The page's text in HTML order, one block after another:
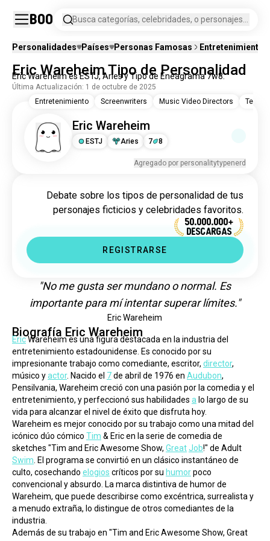
Boo
Busca categorías, celebridades, o personajes
Personalidades Países Personas Famosas Entretenimiento
Eric Wareheim Tipo de Personalidad
Eric Wareheim es ESTJ, Aries y Tipo de Eneagrama 7w8.
Última Actualización: 1 de octubre de 2025
Eric Wareheim
ESTJ Aries 7 8
Entretenimiento Screenwriters Music Video Directors
Agregado por personalitytypenerd
Debate sobre los tipos de personalidad de tus
personajes ficticios y celebridades favoritos.
50.000.000+
DESCARGAS
REGISTRARSE
"No me gusta ser mundano o normal. Es
importante para mí intentar superar límites."
Eric Wareheim
Biografía Eric Wareheim
Eric Wareheim es una figura destacada en la industria del
entretenimiento estadounidense. Es conocido por su
impresionante trabajo como comediante, escritor, director,
músico y actor. Nacido el 7 de abril de 1976 en Audubon,
Pensilvania, Wareheim creció con una pasión por la comedia y el
entretenimiento, y perfeccionó sus habilidades a lo largo de su
vida para alcanzar el nivel de éxito que disfruta hoy.
Wareheim es mejor conocido por su trabajo como una mitad del
icónico dúo cómico Tim & Eric en la serie de comedia de
sketches "Tim and Eric Awesome Show, GreatJob
Swim . El programa se convirtió en un clásico instantáneo de
culto, cosechando elogios críticos por su humor poco
convencional y absurdo. La marca distintiva de humor de
Wareheim, que puede describirse como excéntrica, surrealista y
a menudo extraña, lo distingue de otros comediantes de la
industria.
Además de su trabajo en "Tim and Eric Awesome Show, Great